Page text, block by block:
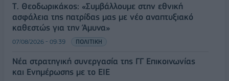
Τ. Θεοδωρικάκος: «Συμβάλλουμε στην εθνική
ασφάλεια της πατρίδας μας με νέο αναπτυξιακό
καθεστώς για την Άμυνα»
07/08/2026 - 09:39 ΠΟΛΙΤΙΚΗ
Νέα στρατηγική συνεργασία της ΓΓ Επικοινωνίας
και Ενημέρωσης με το ΕΙΕ